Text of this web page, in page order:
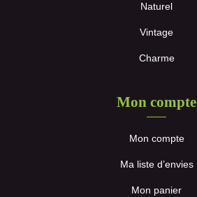
Naturel
Vintage
Charme
Mon compte
Mon compte
Ma liste d’envies
Mon panier